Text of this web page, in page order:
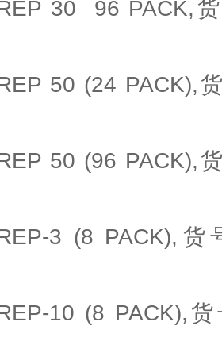
30 96 PACK,
50 (24 PACK),
50 (96 PACK),
3 (8 PACK),
10 (8 PACK),